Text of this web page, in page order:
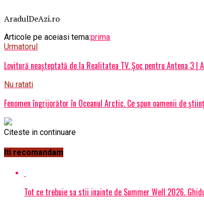
AradulDeAzi.ro
Articole pe aceiasi tema:prima
Urmatorul
Lovitură neaşteptată de la Realitatea TV. Şoc pentru Antena 3 |
Nu ratati
Fenomen îngrijorător în Oceanul Arctic. Ce spun oamenii de
Citeste in continuare
Iti recomandam
Tot ce trebuie sa stii inainte de Summer Well 2026.